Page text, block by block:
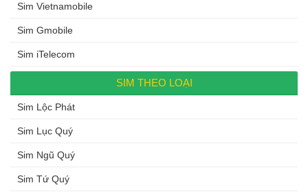
Sim Vietnamobile
Sim Gmobile
Sim iTelecom
SIM THEO LOẠI
Sim Lộc Phát
Sim Lục Quý
Sim Ngũ Quý
Sim Tứ Quý